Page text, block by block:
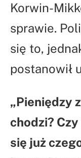
Korwin-
sprawie.
się to,
postanowił
„Pieniędzy
chodzi?
się już